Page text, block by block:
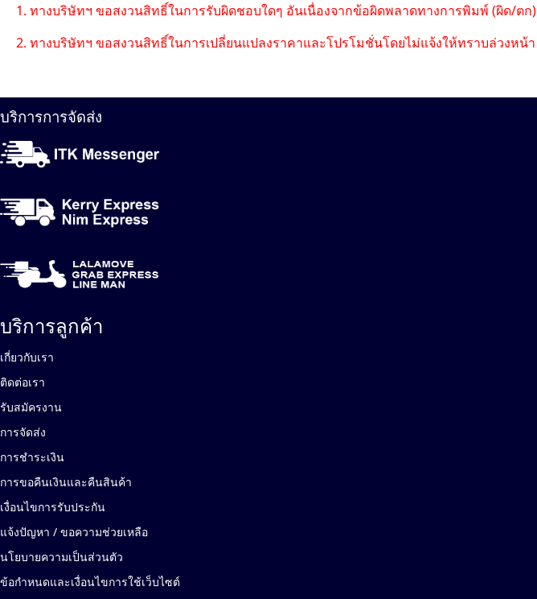
1. ทางบริษัทฯ ขอสงวนสิทธิ์ในการรับผิดชอบใดๆ อันเนื่องจากข้อผิดพลาดทางการพิมพ์ (ผิด/ตก)
2. ทางบริษัทฯ ขอสงวนสิทธิ์ในการเปลี่ยนแปลงราคาและโปรโมชั่นโดยไม่แจ้งให้ทราบล่วงหน้า
บริการการจัดส่ง
บริการลูกค้า
เกี่ยวกับเรา
ติดต่อเรา
รับสมัครงาน
การจัดส่ง
การชำระเงิน
การขอคืนเงินและคืนสินค้า
เงื่อนไขการรับประกัน
แจ้งปัญหา / ขอความช่วยเหลือ
นโยบายความเป็นส่วนตัว
ข้อกำหนดและเงื่อนไขการใช้เว็บไซต์